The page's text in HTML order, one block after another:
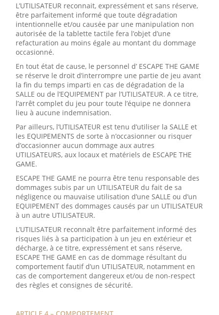
L’UTILISATEUR reconnait, expressément et sans réserve,
être parfaitement informé que toute dégradation
intentionnelle et/ou causée par une manipulation non
autorisée de la tablette tactile fera l’objet d’une
refacturation au moins égale au montant du dommage
occasionné.
En tout état de cause, le personnel d’ ESCAPE THE GAME
se réserve le droit d’interrompre une partie de jeu avant
la fin du temps imparti en cas de dégradation de la
SALLE ou de l’EQUIPEMENT par l’UTILISATEUR. A ce titre,
l’arrêt complet du jeu pour toute l’équipe ne donnera
lieu à aucune indemnisation.
Par ailleurs, l’UTILISATEUR est tenu d’utiliser la SALLE et
les EQUIPEMENTS de sorte à n’occasionner ou risquer
d’occasionner aucun dommage aux autres
UTILISATEURS, aux locaux et matériels de ESCAPE THE
GAME.
ESCAPE THE GAME ne pourra être tenu responsable des
dommages subis par un UTILISATEUR du fait de sa
négligence ou mauvaise utilisation d’une SALLE ou d’un
EQUIPEMENT des dommages causés par un UTILISATEUR
à un autre UTILISATEUR.
L’UTILISATEUR reconnaît être parfaitement informé des
risques liés à sa participation à un jeu en extérieur et
décharge, à ce titre, expressément et sans réserve,
ESCAPE THE GAME en cas de dommage résultant du
comportement fautif d’un UTILISATEUR, notamment en
cas de comportement dangereux et/ou de non-respect
des règles et consignes de sécurité.